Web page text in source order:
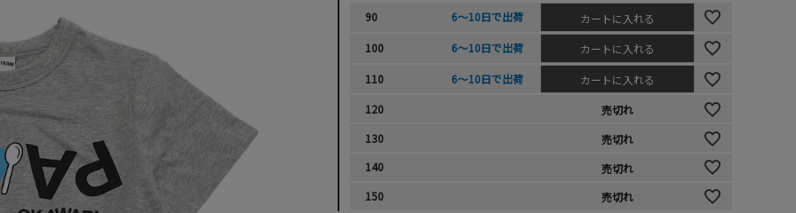
90 6～10日で出荷
カートに入れる
100
6～10日で出荷
カートに入れる
110
6～10日で出荷
カートに入れる
120
売切れ
130
売切れ
140
売切れ
150
売切れ